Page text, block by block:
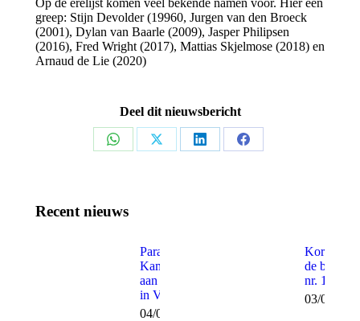
Op de erelijst komen veel bekende namen voor. Hier een
greep: Stijn Devolder (19960, Jurgen van den Broeck
(2001), Dylan van Baarle (2009), Jasper Philipsen
(2016), Fred Wright (2017), Mattias Skjelmose (2018) en
Arnaud de Lie (2020)
Deel dit nieuwsbericht
Share
Share
Share
Share
Recent nieuws
Paracycling |
Kampioenen
aan de start
in Venlo
04/08/2026
Kort door
de bocht
nr. 165
03/08/